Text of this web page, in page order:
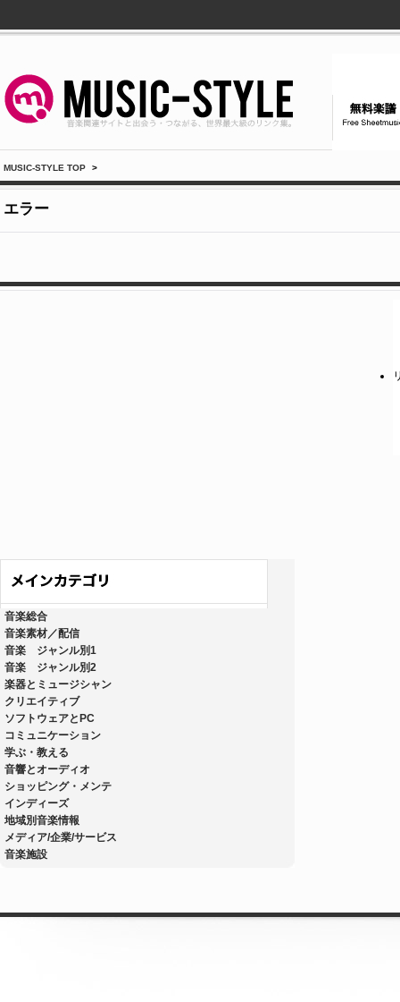
MUSIC-STYLE TOP >
エラー
音楽総合
音楽素材／配信
音楽 ジャンル別1
音楽 ジャンル別2
楽器とミュージシャン
クリエイティブ
ソフトウェアとPC
コミュニケーション
学ぶ・教える
音響とオーディオ
ショッピング・メンテ
インディーズ
地域別音楽情報
メディア/企業/サービス
音楽施設